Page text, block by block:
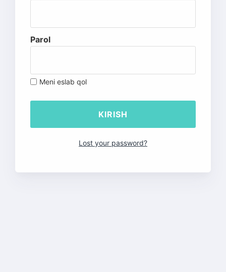
Parol
Meni eslab qol
Lost your password?